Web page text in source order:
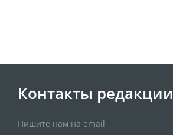
Контакты редакции
Пишите нам на email